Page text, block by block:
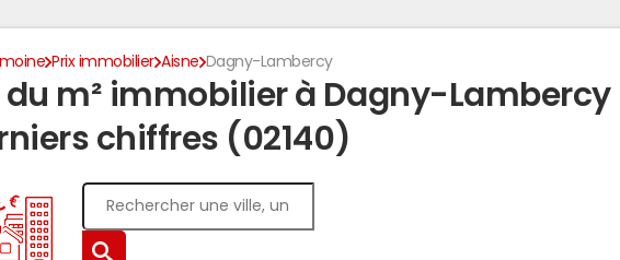
Prix immobilier Aisne Dagny-Lambercy
du m² immobilier à Dagny-Lambercy
chiffres (02140)